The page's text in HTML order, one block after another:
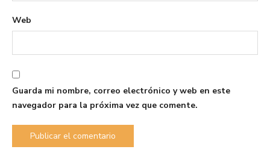
Web
Guarda mi nombre, correo electrónico y web en este
navegador para la próxima vez que comente.